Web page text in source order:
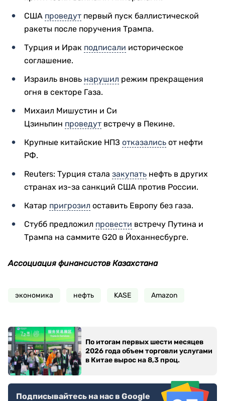
США проведут первый пуск баллистической
ракеты после поручения Трампа.
Турция и Ирак подписали историческое
соглашение.
Израиль вновь нарушил режим прекращения
огня в секторе Газа.
Михаил Мишустин и Си
Цзиньпин проведут встречу в Пекине.
Крупные китайские НПЗ отказались от нефти
РФ.
Reuters: Турция стала закупать нефть в других
странах из-за санкций США против России.
Катар пригрозил оставить Европу без газа.
Стубб предложил провести встречу Путина и
Трампа на саммите G20 в Йоханнесбурге.
Ассоциация финансистов Казахстана
экономика нефть KASE Amazon
По итогам первых шести месяцев
2026 года объем торговли услугами
в Китае вырос на 8,3 проц.
Подписывайтесь на нас в Google